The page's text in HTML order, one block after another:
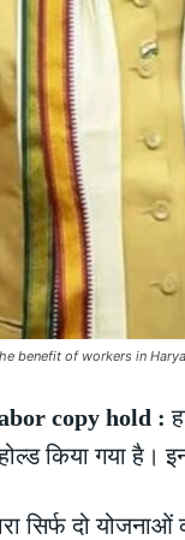
benefit of workers in
copy hold :
किया गया है।
सिर्फ दो